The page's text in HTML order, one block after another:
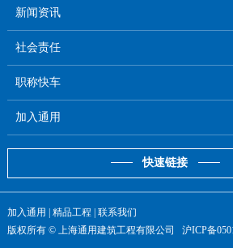
新闻资讯
社会责任
职称快车
加入通用
快速链接
加入通用 精品工程
联系我们
版权所有 © 上海通用建筑工程有限公司 沪ICP备